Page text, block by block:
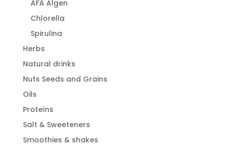
AFA Algen
Chlorella
Spirulina
Herbs
Natural drinks
Nuts Seeds and Grains
Oils
Proteïns
Salt & Sweeteners
Smoothies & shakes